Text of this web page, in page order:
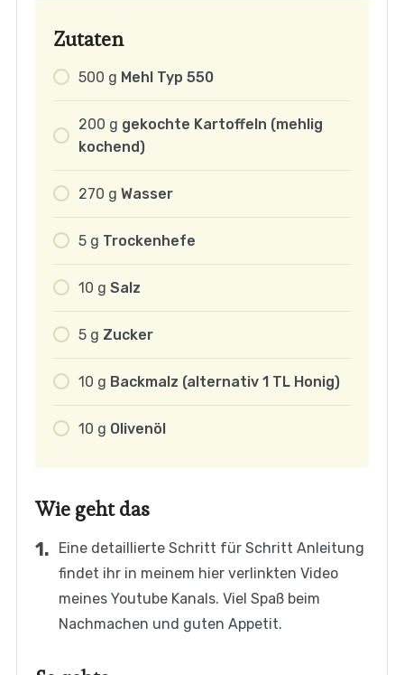
Zutaten
500 g Mehl Typ 550
200 g gekochte Kartoffeln (mehlig
kochend)
270 g Wasser
5 g Trockenhefe
10 g Salz
5 g Zucker
10 g Backmalz (alternativ 1 TL Honig)
10 g Olivenöl
Wie geht das
Eine detaillierte Schritt für Schritt Anleitung
findet ihr in meinem hier verlinkten Video
meines Youtube Kanals. Viel Spaß beim
Nachmachen und guten Appetit.